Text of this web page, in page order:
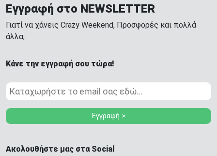
Εγγραφή στο NEWSLETTER
Γιατί να χάνεις Crazy Weekend, Προσφορές και πολλά
άλλα;
Κάνε την εγγραφή σου τώρα!
Εγγραφή >
Ακολουθήστε μας στα Social